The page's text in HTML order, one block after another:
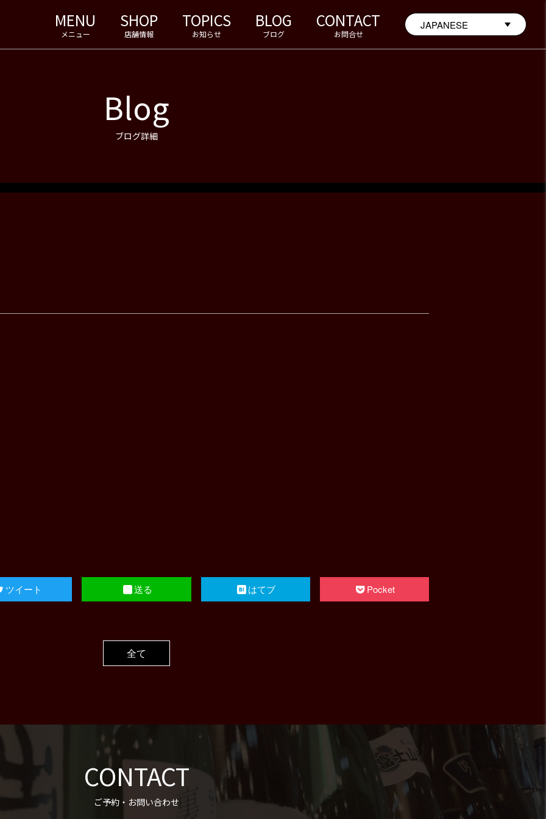
MENU
メニュー
SHOP
店舗情報
TOPICS
お知らせ
BLOG
ブログ
CONTACT
お問合せ
Blog
ブログ詳細
ツイート 送る はてブ Pocket
全て
CONTACT
ご予約・お問い合わせ